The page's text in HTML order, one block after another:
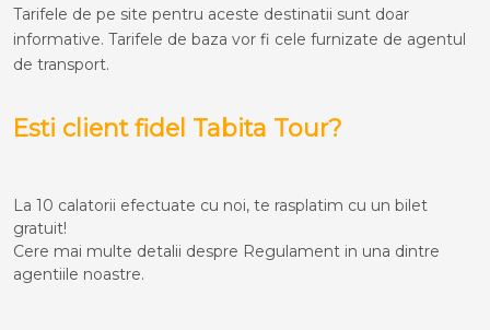
Tarifele de pe site pentru aceste destinatii sunt doar
informative. Tarifele de baza vor fi cele furnizate de agentul
de transport.
Esti client fidel Tabita Tour?
La 10 calatorii efectuate cu noi, te rasplatim cu un bilet
gratuit!
Cere mai multe detalii despre Regulament in una dintre
agentiile noastre.